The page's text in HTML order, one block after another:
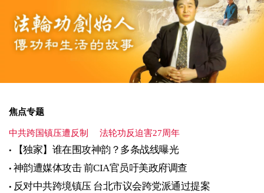
焦点专题
中共跨国镇压遭反制 法轮功反迫害27周年
【独家】谁在围攻神韵？多条战线曝光
神韵遭媒体攻击 前CIA官员吁美政府调查
反对中共跨境镇压 台北市议会跨党派通过提案